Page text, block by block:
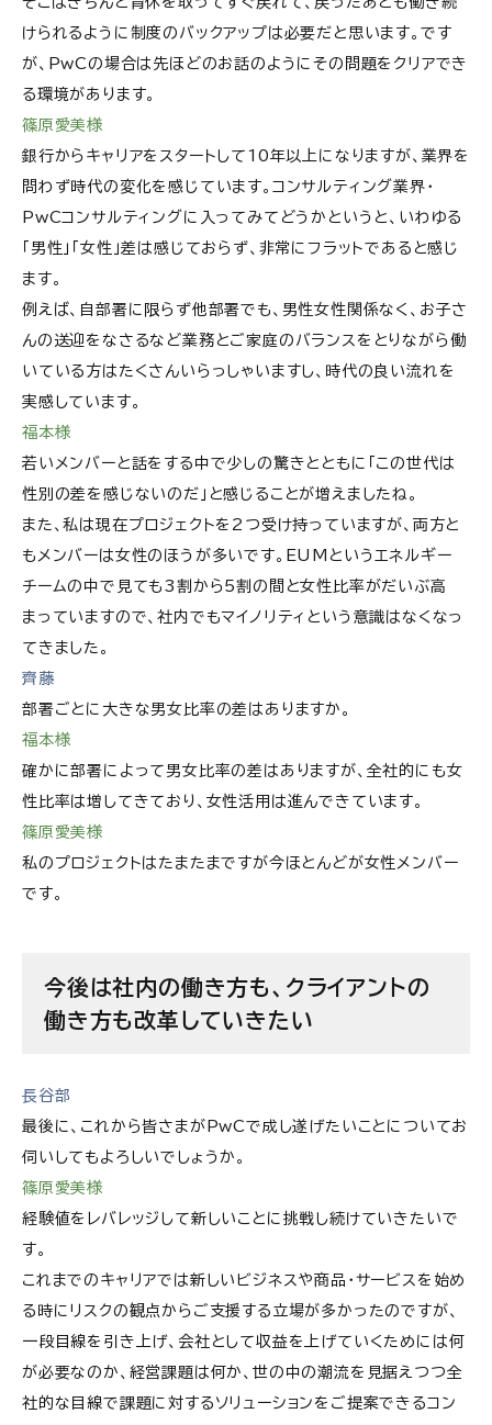
けられるように制度のバックアップは必要だと思います。です
が、PwCの場合は先ほどのお話のようにその問題をクリアでき
る環境があります。
篠原愛美様
銀行からキャリアをスタートして10年以上になりますが、業界を
問わず時代の変化を感じています。コンサルティング業界・
PwCコンサルティングに入ってみてどうかというと、いわゆる
「男性」「女性」差は感じておらず、非常にフラットであると感じ
ます。
例えば、自部署に限らず他部署でも、男性女性関係なく、お子さ
んの送迎をなさるなど業務とご家庭のバランスをとりながら働
いている方はたくさんいらっしゃいますし、時代の良い流れを
実感しています。
福本様
若いメンバーと話をする中で少しの驚きとともに「この世代は
性別の差を感じないのだ」と感じることが増えましたね。
また、私は現在プロジェクトを2つ受け持っていますが、両方と
もメンバーは女性のほうが多いです。EUMというエネルギー
チームの中で見ても3割から5割の間と女性比率がだいぶ高
まっていますので、社内でもマイノリティという意識はなくなっ
てきました。
齊藤
部署ごとに大きな男女比率の差はありますか。
福本様
確かに部署によって男女比率の差はありますが、全社的にも女
性比率は増してきており、女性活用は進んできています。
篠原愛美様
私のプロジェクトはたまたまですが今ほとんどが女性メンバー
です。
今後は社内の働き方も、クライアントの
働き方も改革していきたい
長谷部
最後に、これから皆さまがPwCで成し遂げたいことについてお
伺いしてもよろしいでしょうか。
篠原愛美様
経験値をレバレッジして新しいことに挑戦し続けていきたいで
す。
これまでのキャリアでは新しいビジネスや商品・サービスを始め
る時にリスクの観点からご支援する立場が多かったのですが、
一段目線を引き上げ、会社として収益を上げていくためには何
が必要なのか、経営課題は何か、世の中の潮流を見据えつつ全
社的な目線で課題に対するソリューションをご提案できるコン